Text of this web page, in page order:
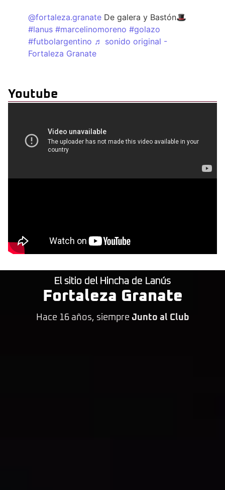
@fortaleza.granate De galera y Bastón🎩
#lanus #marcelinomoreno #golazo
#futbolargentino ♬ sonido original -
Fortaleza Granate
Youtube
El sitio del Hincha de Lanús
Fortaleza Granate
Hace 16 años, siempre Junto al Club